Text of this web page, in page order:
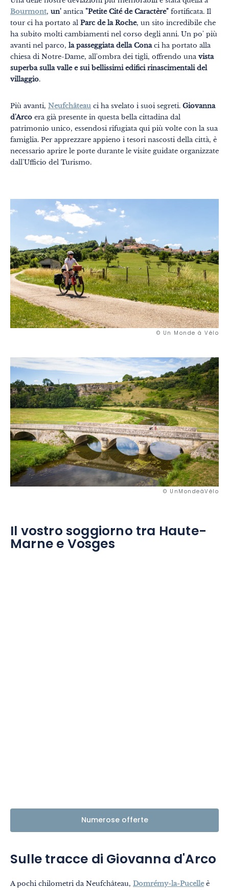
Bourmont, un' antica "Petite Cité de Caractère" fortificata. Il
tour ci ha portato al Parc de la Roche, un sito incredibile che
ha subito molti cambiamenti nel corso degli anni. Un po' più
avanti nel parco, la passeggiata della Conaci ha portato alla
chiesa di Notre-Dame, all'ombra dei tigli, offrendo una vista
superba sulla valle e sui bellissimi edifici rinascimentali del
villaggio.
Più avanti, Neufchâteau ci ha svelato i suoi segreti. Giovanna
d'Arco era già presente in questa bella cittadina dal
patrimonio unico, essendosi rifugiata qui più volte con la sua
famiglia. Per apprezzare appieno i tesori nascosti della città, è
necessario aprire le porte durante le visite guidate organizzate
dall'Ufficio del Turismo.
© Un Monde à Vélo
© UnMondeàVélo
Il vostro soggiorno tra Haute-
Marne e Vosges
Numerose offerte
Sulle tracce di Giovanna d'Arco
A pochi chilometri da Neufchâteau, Domrémy-la-Pucelleè